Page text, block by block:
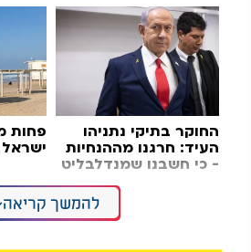
החוקר בתיקי נתניהו
העיד: חרגנו מההנחיות
- כי חשבנו שמנדלבליט
מונע את החקירה
פחות
הרב בצרי שליט"א מסר כי זו זכות
בכל המדיה לזיכוי הרבים.
להמשך קריאה